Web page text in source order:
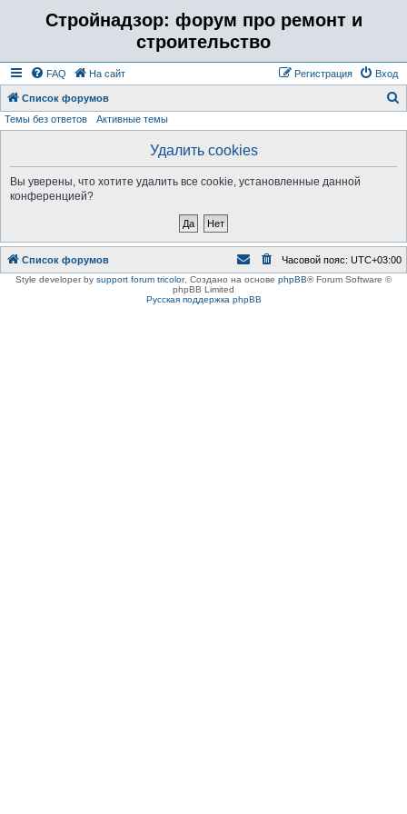
Стройнадзор: форум про ремонт и
строительство
FAQ На сайт Вход
Регистрация
Список форумов
Темы без ответов Активные темы
Удалить cookies
Вы уверены, что хотите удалить все cookie, установленные данной
конференцией?
Список форумов Часовой пояс: UTC+03:00
Style developer by support forum tricolor, Создано на основе phpBB® Forum Software ©
phpBB Limited
Русская поддержка phpBB